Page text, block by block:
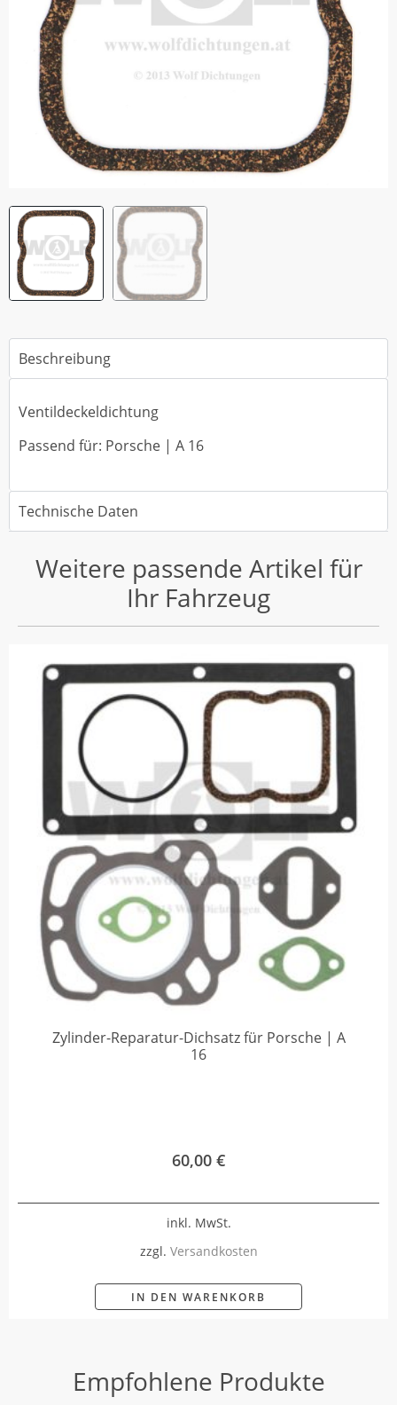
Beschreibung
Ventildeckeldichtung
Passend für: Porsche | A 16
Technische Daten
Weitere passende Artikel für
Ihr Fahrzeug
Zylinder-Reparatur-Dichsatz für Porsche | A
16
60,00 €
inkl. MwSt.
zzgl. Versandkosten
IN DEN WARENKORB
Empfohlene Produkte